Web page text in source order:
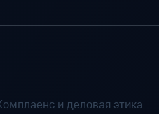
и деловая этика